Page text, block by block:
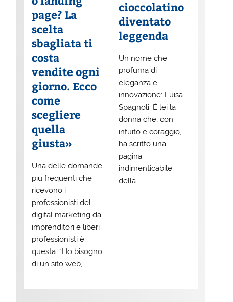
page? La
scelta
sbagliata ti
costa
vendite ogni
giorno. Ecco
come
scegliere
quella
giusta»
Una delle domande
più frequenti che
ricevono i
professionisti del
digital marketing da
imprenditori e liberi
professionisti è
questa: “Ho bisogno
di un sito web,
cioccolatino
diventato
leggenda
Un nome che
profuma di
eleganza e
innovazione: Luisa
Spagnoli. È lei la
donna che, con
intuito e coraggio,
ha scritto una
pagina
indimenticabile
della